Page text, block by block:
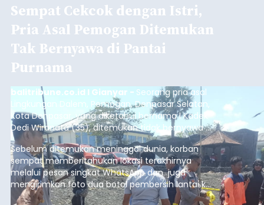
Sempat Cekcok dengan Istri,
Pria Asal Pemogan Ditemukan
Tak Bernyawa di Pantai
Purnama
balitribune.co.id I Gianyar - Seorang pria asal
Lingkungan Dalem, Pemogan, Denpasar Selatan,
Kota Denpasar, yang diketahui bernama I Kadek
Dedi Wiranata (35), ditemukan tidak bernyawa di
pesisir Pantai Purnama, Sukawati.
Sebelum ditemukan meninggal dunia, korban
sempat memberitahukan lokasi terakhirnya
melalui pesan singkat WhatsApp dan juga
mengirimkan foto dua botol pembersih lantai ke
istrinya.